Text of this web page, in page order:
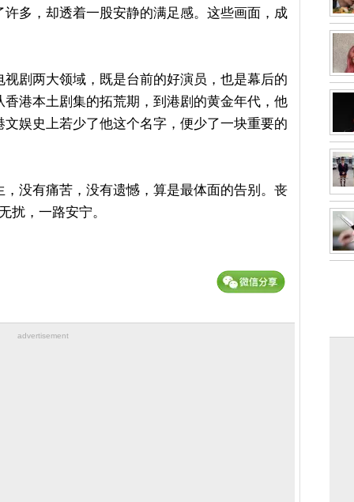
多，却透着一股安静的满足感。这些画面，成
剧两大领域，既是台前的好演员，也是幕后的
港本土剧集的拓荒期，到港剧的黄金年代，他
娱史上若少了他这个名字，便少了一块重要的
没有痛苦，没有遗憾，算是最体面的告别。丧
扰，一路安宁。
advertisement